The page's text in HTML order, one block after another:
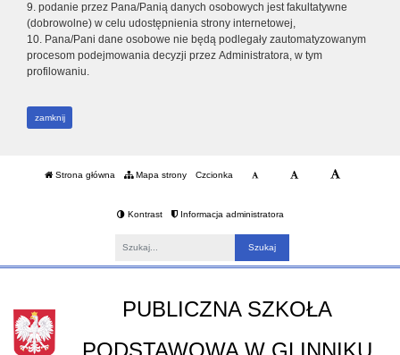
9. podanie przez Pana/Panią danych osobowych jest fakultatywne
(dobrowolne) w celu udostępnienia strony internetowej,
10. Pana/Pani dane osobowe nie będą podlegały zautomatyzowanym
procesom podejmowania decyzji przez Administratora, w tym
profilowaniu.
zamknij
Strona główna Mapa strony Czcionka
Kontrast Informacja administratora
PUBLICZNA SZKOŁA
PODSTAWOWA W GLINNIKU